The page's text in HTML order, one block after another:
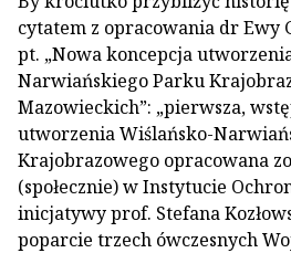
cytatem z opracowania dr Ewy
pt. „Nowa koncepcja
Narwiańskiego Parku
Mazowieckich”: „pierwsza,
utworzenia Wiślańsko-
Krajobrazowego opracowana
(społecznie) w Instytucie
inicjatywy prof. Stefana
poparcie trzech ówczesnych